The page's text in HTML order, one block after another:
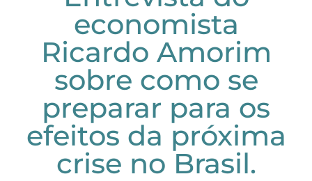
economista
Ricardo Amorim
sobre como se
preparar para os
efeitos da próxima
crise no Brasil.